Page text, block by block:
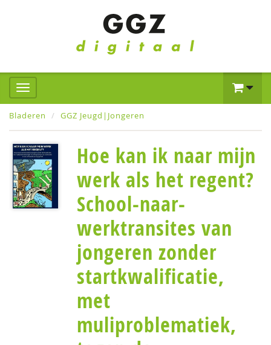
Bladeren GGZ Jeugd|Jongeren
Hoe kan ik naar mijn
werk als het regent?
School-naar-
werktransites van
jongeren zonder
startkwalificatie,
met
muliproblematiek,